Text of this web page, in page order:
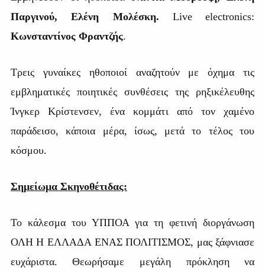
Παργινού, Ελένη Μολέσκη. Live electronics:
Κωνσταντίνος Φραντζής.
Τρεις γυναίκες ηθοποιοί αναζητούν με όχημα τις
εμβληματικές ποιητικές συνθέσεις της ρηξικέλευθης
Ίνγκερ Κρίστενσεν, ένα κομμάτι από τον χαμένο
παράδεισο, κάποια μέρα, ίσως, μετά το τέλος του
κόσμου.
Σημείωμα Σκηνοθέτιδας:
Το κάλεσμα του ΥΠΠΟΑ για τη φετινή διοργάνωση
ΟΛΗ Η ΕΛΛΑΔΑ ΕΝΑΣ ΠΟΛΙΤΙΣΜΟΣ, μας ξάφνιασε
ευχάριστα. Θεωρήσαμε μεγάλη πρόκληση να